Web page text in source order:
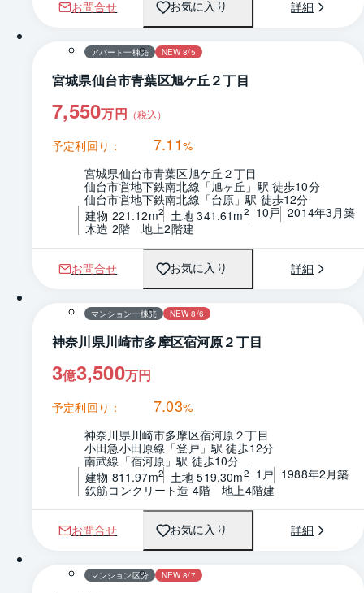
お問合せ お気に入り 詳細
1 / 0
アパート一棟売 NEW 8/5
宮城県仙台市青葉区旭ケ丘２丁目
7,550万円 （税込）
予定利回り： 7.11%
宮城県仙台市青葉区旭ケ丘２丁目
仙台市営地下鉄南北線「旭ヶ丘」駅 徒歩10分
仙台市営地下鉄南北線「台原」駅 徒歩12分
建物 221.12m2 土地 341.61m2 10戸 2014年3月築
木造 2階　地上2階建
お問合せ お気に入り 詳細
1 / 0
マンション一棟売 NEW 8/6
神奈川県川崎市多摩区宿河原２丁目
3億3,500万円
予定利回り： 7.03%
神奈川県川崎市多摩区宿河原２丁目
小田急小田原線「登戸」駅 徒歩12分
南武線「宿河原」駅 徒歩10分
建物 811.97m2 土地 519.30m2 1戸 1988年2月築
鉄筋コンクリート造 4階　地上4階建
お問合せ お気に入り 詳細
1 / 0
マンション区分 NEW 8/7